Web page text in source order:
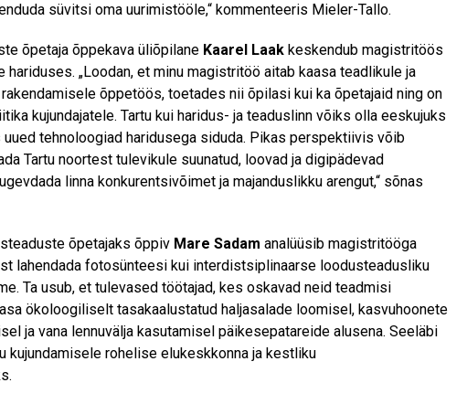
süvitsi oma uurimistööle,“ kommenteeris Mieler-Tallo.
õpetaja õppekava üliõpilane Kaarel Laak keskendub magistritöös
„Loodan, et minu magistritöö aitab kaasa teadlikule ja
õppetöös, toetades nii õpilasi kui ka õpetajaid ning on
kujundajatele. Tartu kui haridus- ja teaduslinn võiks olla eeskujuks
tehnoloogiad haridusega siduda. Pikas perspektiivis võib
Tartu noortest tulevikule suunatud, loovad ja digipädevad
linna konkurentsivõimet ja majanduslikku arengut,“ sõnas
õpetajaks õppiv Mare Sadam analüüsib magistritööga
lahendada fotosünteesi kui interdistsiplinaarse loodusteadusliku
Ta usub, et tulevased töötajad, kes oskavad neid teadmisi
ökoloogiliselt tasakaalustatud haljasalade loomisel, kasvuhoonete
ja vana lennuvälja kasutamisel päikesepatareide alusena. Seeläbi
kujundamisele rohelise elukeskkonna ja kestliku